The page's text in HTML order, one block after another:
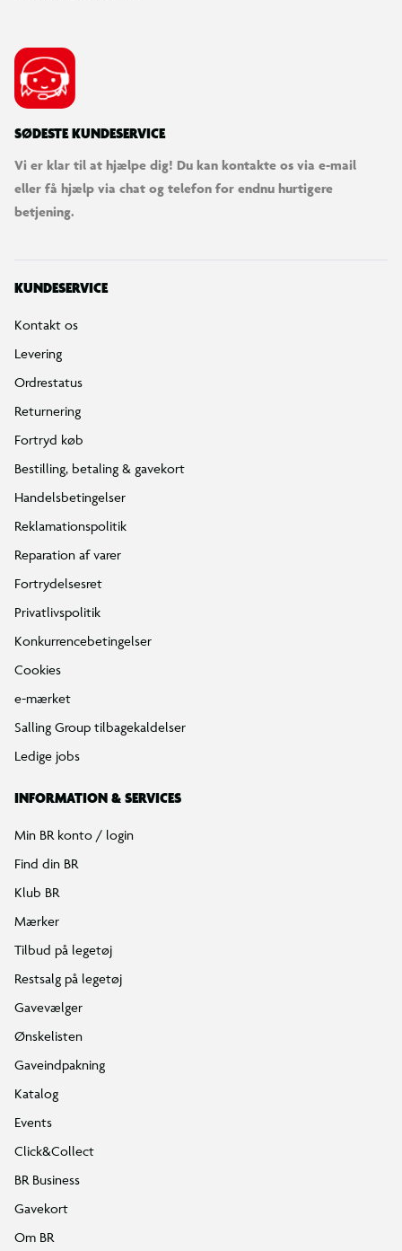
SØDESTE KUNDESERVICE
Vi er klar til at hjælpe dig! Du kan kontakte os via e-mail
eller få hjælp via chat og telefon for endnu hurtigere
betjening.
KUNDESERVICE
Kontakt os
Levering
Ordrestatus
Returnering
Fortryd køb
Bestilling, betaling & gavekort
Handelsbetingelser
Reklamationspolitik
Reparation af varer
Fortrydelsesret
Privatlivspolitik
Konkurrencebetingelser
Cookies
e-mærket
Salling Group tilbagekaldelser
Ledige jobs
INFORMATION & SERVICES
Min BR konto / login
Find din BR
Klub BR
Mærker
Tilbud på legetøj
Restsalg på legetøj
Gavevælger
Ønskelisten
Gaveindpakning
Katalog
Events
Click&Collect
BR Business
Gavekort
Om BR